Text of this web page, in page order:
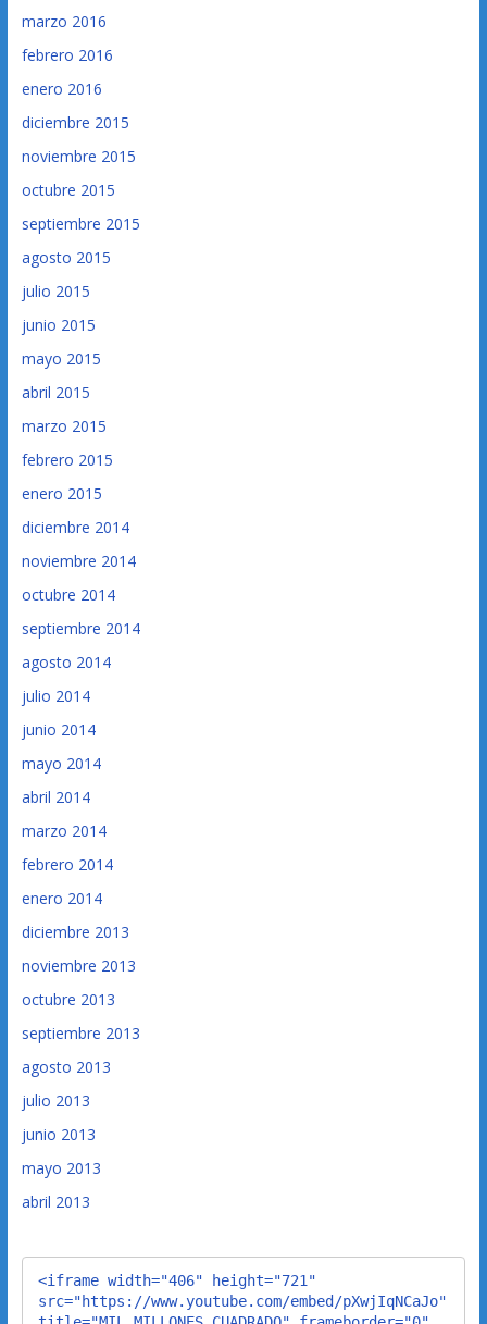
marzo 2016
febrero 2016
enero 2016
diciembre 2015
noviembre 2015
octubre 2015
septiembre 2015
agosto 2015
julio 2015
junio 2015
mayo 2015
abril 2015
marzo 2015
febrero 2015
enero 2015
diciembre 2014
noviembre 2014
octubre 2014
septiembre 2014
agosto 2014
julio 2014
junio 2014
mayo 2014
abril 2014
marzo 2014
febrero 2014
enero 2014
diciembre 2013
noviembre 2013
octubre 2013
septiembre 2013
agosto 2013
julio 2013
junio 2013
mayo 2013
abril 2013
<iframe width="406" height="721"
src="https://www.youtube.com/embed/pXwjIqNCaJo"